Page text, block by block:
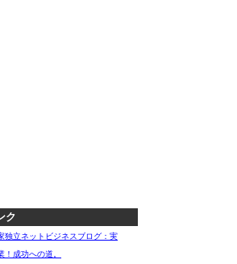
ク
独立ネットビジネスブログ：実
！成功への道。